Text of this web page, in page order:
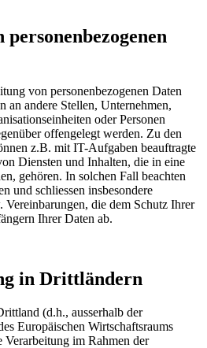
von personenbezogenen Daten
an andere Stellen, Unternehmen,
oder Personen
offengelegt werden. Zu den
z.B. mit IT-Aufgaben beauftragte
Diensten und Inhalten, die in eine
gehören. In solchen Fall beachten
und schliessen insbesondere
Vereinbarungen, die dem Schutz Ihrer
Ihrer Daten ab.
in Drittländern
(d.h., ausserhalb der
Europäischen Wirtschaftsraums
im Rahmen der